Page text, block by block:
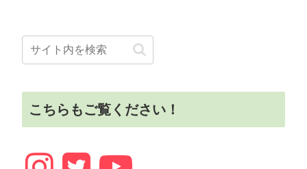
こちらもご覧ください！